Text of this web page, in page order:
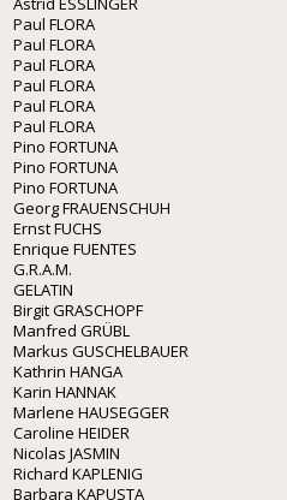
Paul FLORA
Paul FLORA
Paul FLORA
Paul FLORA
Paul FLORA
Paul FLORA
Pino FORTUNA
Pino FORTUNA
Pino FORTUNA
Georg FRAUENSCHUH
Ernst FUCHS
Enrique FUENTES
G.R.A.M.
GELATIN
Birgit GRASCHOPF
Manfred GRÜBL
Markus GUSCHELBAUER
Kathrin HANGA
Karin HANNAK
Marlene HAUSEGGER
Caroline HEIDER
Nicolas JASMIN
Richard KAPLENIG
Barbara KAPUSTA